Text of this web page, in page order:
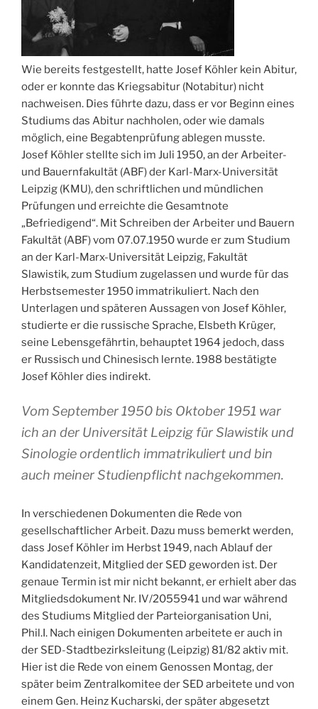
Wie bereits festgestellt, hatte Josef Köhler kein Abitur,
oder er konnte das Kriegsabitur (Notabitur) nicht
nachweisen. Dies führte dazu, dass er vor Beginn eines
Studiums das Abitur nachholen, oder wie damals
möglich, eine Begabtenprüfung ablegen musste.
Josef Köhler stellte sich im Juli 1950, an der Arbeiter-
und Bauernfakultät (ABF) der Karl-Marx-Universität
Leipzig (KMU), den schriftlichen und mündlichen
Prüfungen und erreichte die Gesamtnote
„Befriedigend“. Mit Schreiben der Arbeiter und Bauern
Fakultät (ABF) vom 07.07.1950 wurde er zum Studium
an der Karl-Marx-Universität Leipzig, Fakultät
Slawistik, zum Studium zugelassen und wurde für das
Herbstsemester 1950 immatrikuliert. Nach den
Unterlagen und späteren Aussagen von Josef Köhler,
studierte er die russische Sprache, Elsbeth Krüger,
seine Lebensgefährtin, behauptet 1964 jedoch, dass
er Russisch und Chinesisch lernte. 1988 bestätigte
Josef Köhler dies indirekt.
Vom September 1950 bis Oktober 1951 war
ich an der Universität Leipzig für Slawistik und
Sinologie ordentlich immatrikuliert und bin
auch meiner Studienpflicht nachgekommen.
In verschiedenen Dokumenten die Rede von
gesellschaftlicher Arbeit. Dazu muss bemerkt werden,
dass Josef Köhler im Herbst 1949, nach Ablauf der
Kandidatenzeit, Mitglied der SED geworden ist. Der
genaue Termin ist mir nicht bekannt, er erhielt aber das
Mitgliedsdokument Nr. IV/2055941 und war während
des Studiums Mitglied der Parteiorganisation Uni,
Phil.I. Nach einigen Dokumenten arbeitete er auch in
der SED-Stadtbezirksleitung (Leipzig) 81/82 aktiv mit.
Hier ist die Rede von einem Genossen Montag, der
später beim Zentralkomitee der SED arbeitete und von
einem Gen. Heinz Kucharski, der später abgesetzt